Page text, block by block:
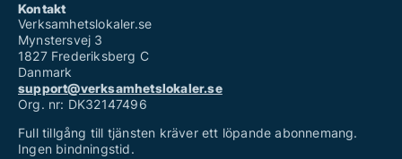
Kontakt
Verksamhetslokaler.se
Mynstersvej 3
1827 Frederiksberg C
Danmark
support@verksamhetslokaler.se
Org. nr: DK32147496
Full tillgång till tjänsten kräver ett löpande abonnemang.
Ingen bindningstid.